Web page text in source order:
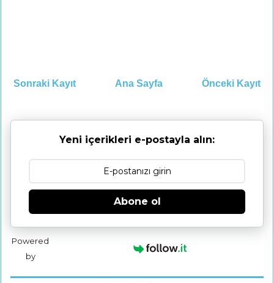
Sonraki Kayıt Önceki Kayıt
Ana Sayfa
Yeni içerikleri e-postayla alın:
Abone ol
Powered
by